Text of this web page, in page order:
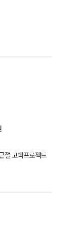
절 고백프로젝트